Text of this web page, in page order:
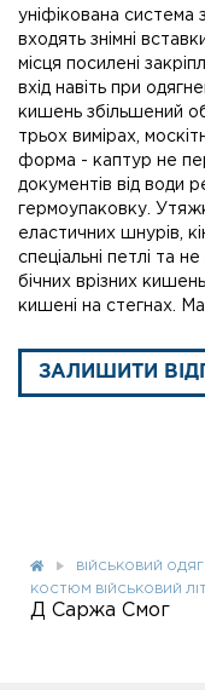
уніфікована система
входять знімні
місця посилені
вхід навіть при
кишень збільшений
трьох вимірах,
форма - каптур не
документів від води
гермоупаковку.
еластичних шнурів,
спеціальні петлі та
бічних врізних
кишені на стегнах.
ЗАЛИШИТИ
ВІЙСЬКОВИЙ ОДЯГ
КОСТЮМ ВІЙСЬКОВИЙ
Д Саржа Смог